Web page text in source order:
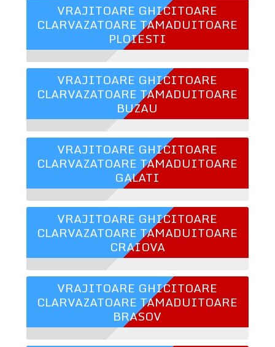
VRAJITOARE GHICITOARE
CLARVAZATOARE TAMADUITOARE
PLOIESTI
VRAJITOARE GHICITOARE
CLARVAZATOARE TAMADUITOARE
BUZAU
VRAJITOARE GHICITOARE
CLARVAZATOARE TAMADUITOARE
GALATI
VRAJITOARE GHICITOARE
CLARVAZATOARE TAMADUITOARE
CRAIOVA
VRAJITOARE GHICITOARE
CLARVAZATOARE TAMADUITOARE
BRASOV